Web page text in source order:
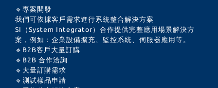
🔹專案開發
我們可依據客戶需求進行系統整合解決方案
SI（System Integrator）合作提供完整應用場景解決方
案，例如：企業設備擴充、監控系統、伺服器應用等。
🔹B2B客戶大量訂購
🔹B2B 合作洽詢
🔹大量訂購需求
🔹測試樣品申請